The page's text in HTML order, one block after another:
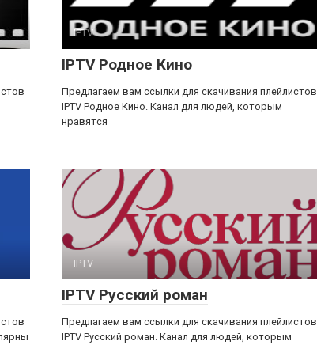
IPTV
IPTV Родное Кино
Предлагаем вам ссылки для скачивания плейлистов
IPTV Родное Кино. Канал для людей, которым
нравятся
IPTV
IPTV Русский роман
Предлагаем вам ссылки для скачивания плейлистов
IPTV Русский роман. Канал для людей, которым